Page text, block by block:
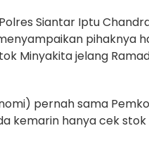
Siantar Iptu
pihaknya
Minyakita jelang
pernah sama
kemarin hanya cek